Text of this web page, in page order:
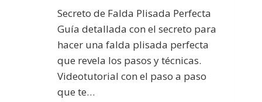
Secreto de Falda Plisada Perfecta
Guía detallada con el secreto para
hacer una falda plisada perfecta
que revela los pasos y técnicas.
Videotutorial con el paso a paso
que te…